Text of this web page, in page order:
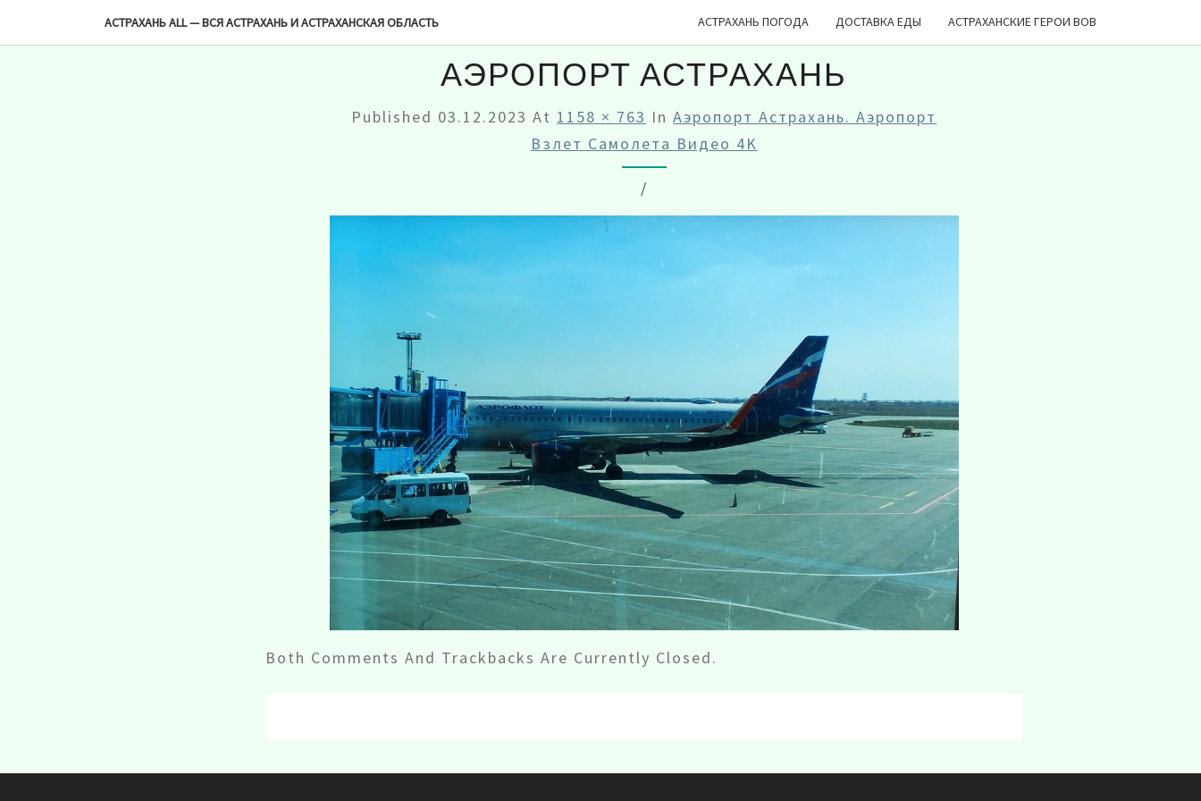
АСТРАХАНЬ ALL — ВСЯ АСТРАХАНЬ И АСТРАХАНСКАЯ ОБЛАСТЬ АСТРАХАНЬ ПОГОДА ДОСТАВКА ЕДЫ АСТРАХАНСКИЕ ГЕРОИ ВОВ
АЭРОПОРТ АСТРАХАНЬ
Published 03.12.2023 At 1158 × 763 InАэропорт Астрахань. Аэропорт
Взлет Самолета Видео 4K
/
Both Comments And Trackbacks Are Currently Closed.